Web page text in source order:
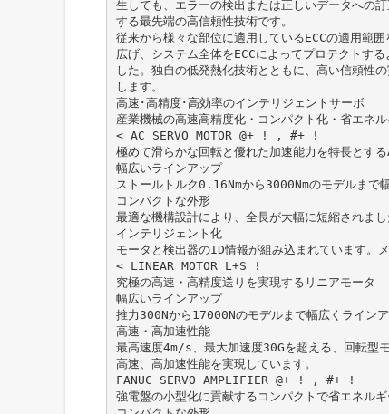
生しても、エラーの検出または正しいデータへの訂
する最先端の高信頼性技術です。
従来から様々な部位に適用しているECCの適用範囲
広げ、システム全体をECCによってプロテクトする
した。独自の低発熱化技術とともに、高い信頼性
します。
高速･高精度･高効率のインテリジェントサーボ
産業機械の高速高精度化・コンパクト化・省エネ
< AC SERVO MOTOR @+ ! , #+ !
極めて滑らかな回転と優れた加速能力を特長とする
幅広いラインアップ
ストールトルク0.16Nmから3000Nmのモデルまで
コンパクトな外形
最適な機構設計により、全長が大幅に短縮されま
インテリジェント化
モータと検出器のID情報が組み込まれています。
< LINEAR MOTOR L+S !
究極の高速・高精度送りを実現するリニアモータ
幅広いラインアップ
推力300Nから17000Nのモデルまで幅広くラインア
高速・高加速性能
最高速度4m/s、最大加速度30Gを超える、回転型
高速、高加速性能を実現しています。
FANUC SERVO AMPLIFIER @+ ! , #+ !
強電盤の小型化に貢献するコンパクトで省エネル